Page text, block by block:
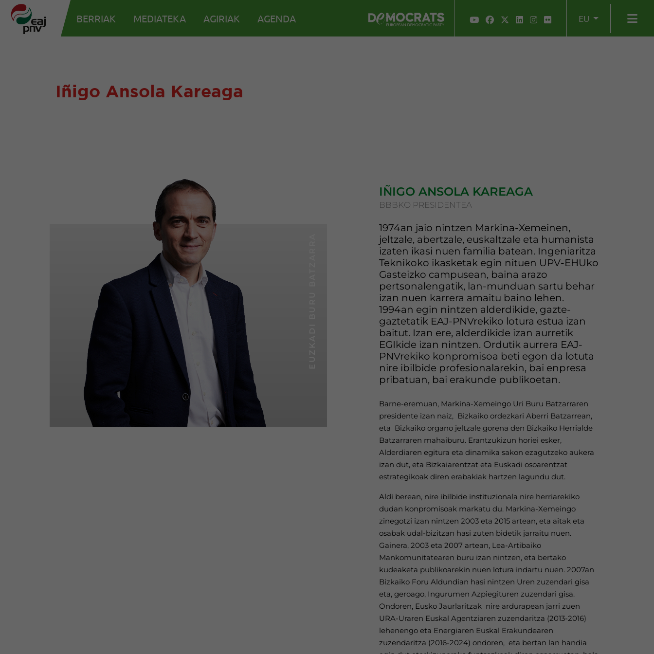
BERRIAK MEDIATEKA AGIRIAK AGENDA EU
Iñigo Ansola Kareaga
IÑIGO ANSOLA KAREAGA
BBBKO PRESIDENTEA
1974an jaio nintzen Markina-Xemeinen,
jeltzale, abertzale, euskaltzale eta humanista
izaten ikasi nuen familia batean. Ingeniaritza
Teknikoko ikasketak egin nituen UPV-EHUko
Gasteizko campusean, baina arazo
pertsonalengatik, lan-munduan sartu behar
izan nuen karrera amaitu baino lehen.
1994an egin nintzen alderdikide, gazte-
gaztetatik EAJ-PNVrekiko lotura estua izan
baitut. Izan ere, alderdikide izan aurretik
EGIkide izan nintzen. Ordutik aurrera EAJ-
PNVrekiko konpromisoa beti egon da lotuta
nire ibilbide profesionalarekin, bai enpresa
pribatuan, bai erakunde publikoetan.
Barne-eremuan, Markina-Xemeingo Uri Buru Batzarraren
presidente izan naiz, Bizkaiko ordezkari Aberri Batzarrean,
eta Bizkaiko organo jeltzale gorena den Bizkaiko Herrialde
Batzarraren mahaiburu. Erantzukizun horiei esker,
Alderdiaren egitura eta dinamika sakon ezagutzeko aukera
izan dut, eta Bizkaiarentzat eta Euskadi osoarentzat
estrategikoak diren erabakiak hartzen lagundu dut.
Aldi berean, nire ibilbide instituzionala nire herriarekiko
dudan konpromisoak markatu du. Markina-Xemeingo
zinegotzi izan nintzen 2003 eta 2015 artean, eta aitak eta
osabak udal-bizitzan hasi zuten bidetik jarraitu nuen.
Gainera, 2003 eta 2007 artean, Lea-Artibaiko
Mankomunitatearen buru izan nintzen, eta bertako
kudeaketa publikoarekin nuen lotura indartu nuen. 2007an
Bizkaiko Foru Aldundian hasi nintzen Uren zuzendari gisa
eta, geroago, Ingurumen Azpiegituren zuzendari gisa.
Ondoren, Eusko Jaurlaritzak nire ardurapean jarri zuen
URA-Uraren Euskal Agentziaren zuzendaritza (2013-2016)
lehenengo eta Energiaren Euskal Erakundearen
zuzendaritza (2016-2024) ondoren, eta bertan lan handia